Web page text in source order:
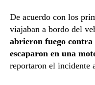
De acuerdo con los
viajaban a bordo del
abrieron fuego
escaparon en una
reportaron el incidente